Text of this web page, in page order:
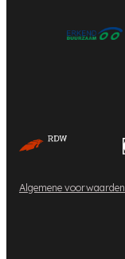
Algemene voorwaarden